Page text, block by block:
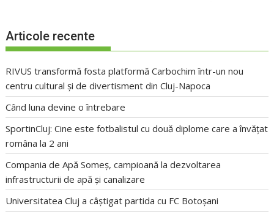
Articole recente
RIVUS transformă fosta platformă Carbochim într-un nou
centru cultural și de divertisment din Cluj-Napoca
Când luna devine o întrebare
SportinCluj: Cine este fotbalistul cu două diplome care a învățat
româna la 2 ani
Compania de Apă Someș, campioană la dezvoltarea
infrastructurii de apă și canalizare
Universitatea Cluj a câștigat partida cu FC Botoșani